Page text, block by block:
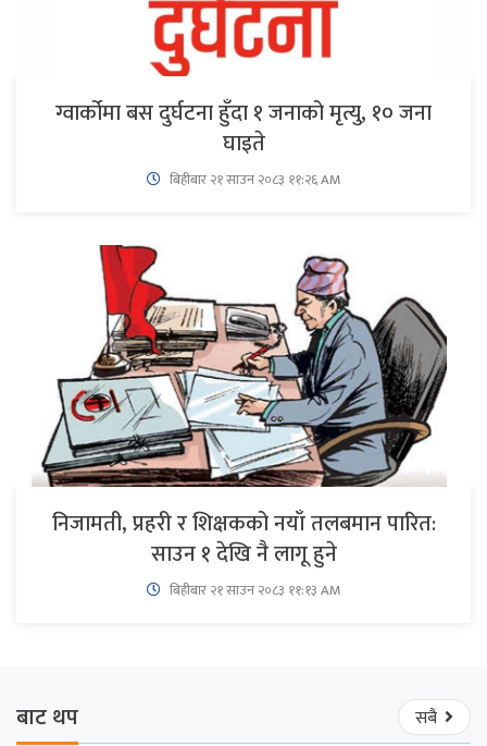
ग्वार्कोमा बस दुर्घटना हुँदा १ जनाको मृत्यु, १० जना
घाइते
बिहीबार २१ साउन २०८३ ११:२६ AM
निजामती, प्रहरी र शिक्षकको नयाँ तलबमान पारित:
साउन १ देखि नै लागू हुने
बिहीबार २१ साउन २०८३ ११:१३ AM
बाट थप सबै